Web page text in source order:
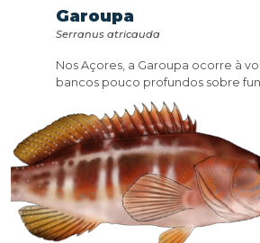
Garoupa
Serranus atricauda
Nos Açores, a Garoupa ocorre à
bancos pouco profundos sobre